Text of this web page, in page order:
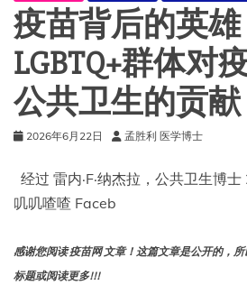
联
医
生：
早
疫
苗
背
的
隐
秘
史
疫苗背后的英雄
LGBTQ+群体对
公共卫生的贡献
2026年6月22日 孟胜利 医学博士
经过 雷内·F·纳杰拉，公共卫生博
叽叽喳喳 Faceb
感谢您阅读 疫苗网 文章！这篇文章是公开的，
标题或阅读更多!!!